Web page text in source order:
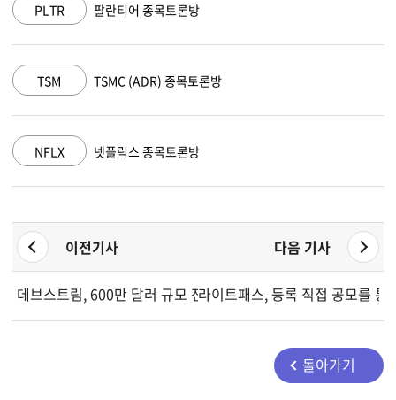
팔란티어 종목토론방
TSMC (ADR) 종목토론방
넷플릭스 종목토론방
이전기사 다음 기사
데브스트림, 600만 달러 규모 전환우선주 자금 조달 확보
라이트패스, 등록 직접 공모를 통
돌아가기